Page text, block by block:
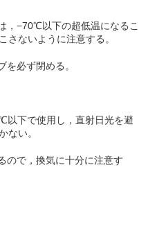
，−70℃以下の超低温になるこ
さないように注意する。
必ず閉める。
下で使用し，直射日光を避
ない。
ので，換気に十分に注意す